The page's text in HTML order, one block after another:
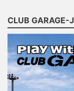
CLUB GARAGE-J